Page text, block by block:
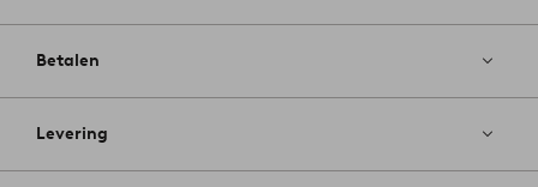
Betalen
Levering